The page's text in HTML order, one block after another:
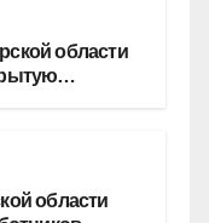
области
области